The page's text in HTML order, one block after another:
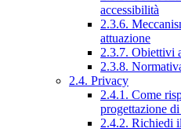
accessibilità
2.3.6.
attuazione
2.3.7. Obiettivi
2.3.8.
2.4. Privacy
2.4.1. Come
progettazione
2.4.2. Richiedi